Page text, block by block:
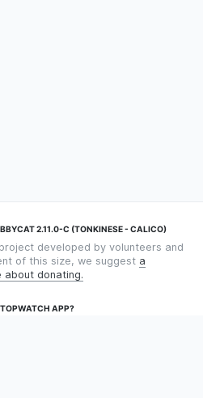
2.11.0-C (TONKINESE - CALICO)
developed by volunteers and
of this size, we suggest a
about donating.
APP?